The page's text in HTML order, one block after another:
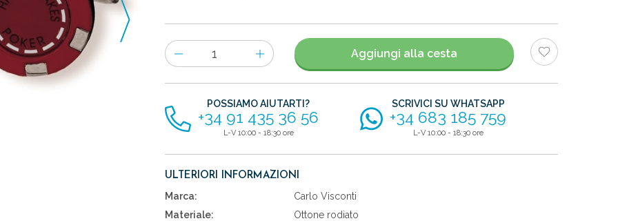
Numero
di
articoli
Aggiungi alla cesta
POSSIAMO AIUTARTI?
+34 91 435 36 56
L-V 10:00 - 18:30 ore
SCRIVICI SU WHATSAPP
+34 683 185 759
L-V 10:00 - 18:30 ore
ULTERIORI INFORMAZIONI
Marca:
Carlo Visconti
Materiale:
Ottone rodiato